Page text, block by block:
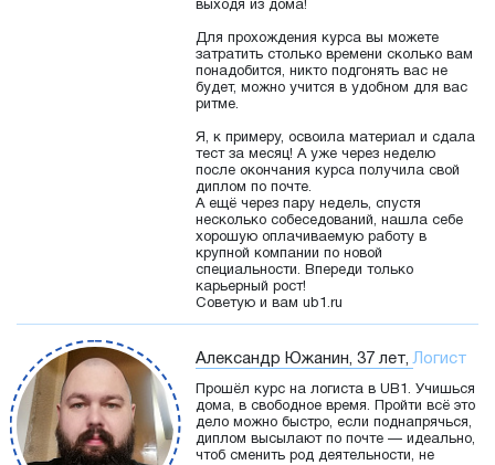
выходя из дома!
Для прохождения курса вы можете
затратить столько времени сколько вам
понадобится, никто подгонять вас не
будет, можно учится в удобном для вас
ритме.
Я, к примеру, освоила материал и сдала
тест за месяц! А уже через неделю
после окончания курса получила свой
диплом по почте.
А ещё через пару недель, спустя
несколько собеседований, нашла себе
хорошую оплачиваемую работу в
крупной компании по новой
специальности. Впереди только
карьерный рост!
Советую и вам ub1.ru
Александр Южанин, 37 лет,Логист
Прошёл курс на логиста в UB1. Учишься
дома, в свободное время. Пройти всё это
дело можно быстро, если поднапрячься,
диплом высылают по почте — идеально,
чтоб сменить род деятельности, не